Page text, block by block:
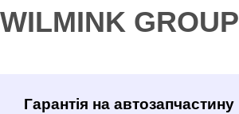
WILMINK GROUP
Гарантія на автозапчастину